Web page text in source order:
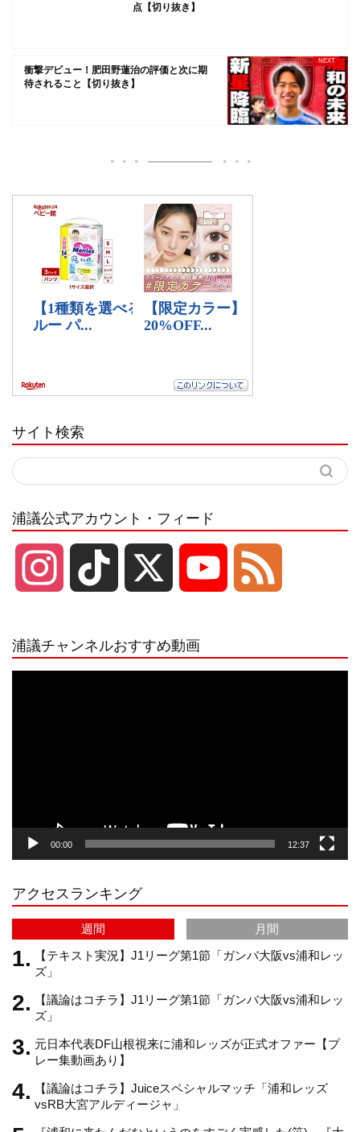
点【切り抜き】
衝撃デビュー！肥田野蓮治の評価と次に期
待されること【切り抜き】
サイト検索
浦議公式アカウント・フィード
r
a
m
e
C
h
a
n
浦議チャンネルおすすめ動画
00:00 12:37
アクセスランキング
週間
月間
【テキスト実況】J1リーグ第1節「ガンバ大阪vs浦和レッ
ズ」
【議論はコチラ】J1リーグ第1節「ガンバ大阪vs浦和レッ
ズ」
元日本代表DF山根視来に浦和レッズが正式オファー【プ
レー集動画あり】
【議論はコチラ】Juiceスペシャルマッチ「浦和レッズ
vsRB大宮アルディージャ」